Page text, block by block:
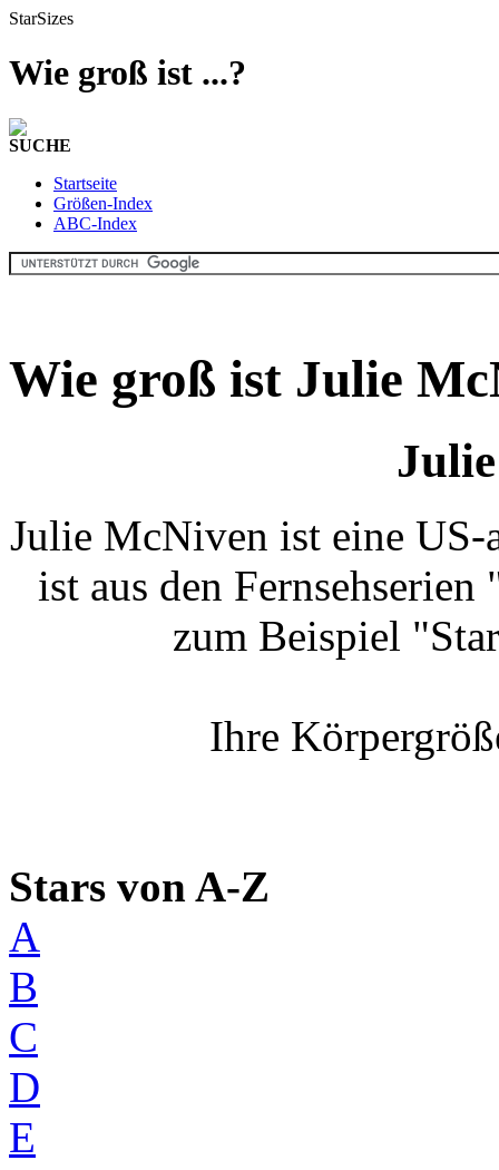
StarSizes
Wie groß ist ...?
SUCHE
Startseite
Größen-Index
ABC-Index
Wie groß ist Julie
Julie McNiven ist eine US-
ist aus den
zum Beispiel
Ihre
Stars von A-Z
A
B
C
D
E